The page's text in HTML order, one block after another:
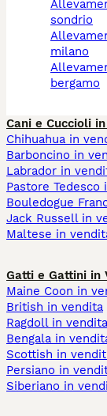
allevamento cani
sondrio
allevamento cani
milano
allevamento cani
bergamo
Cani e Cuccioli
Chihuahua in
Barboncino in
Labrador in
Pastore Tedesco
Bouledogue
Jack Russell in
Maltese in
Gatti e Gattini in
Maine Coon in
British in vendita
Ragdoll in vendita
Bengala in
Scottish in
Persiano in
Siberiano in